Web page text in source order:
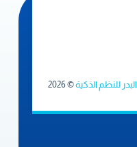
البدر للنظم الذكية© 2026